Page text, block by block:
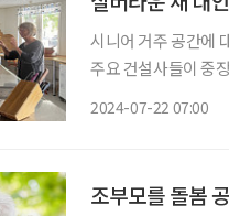
시니어 거주 공간에
주요 건설사들이 중
2024-07-22 07:00
조부모를 돌봄